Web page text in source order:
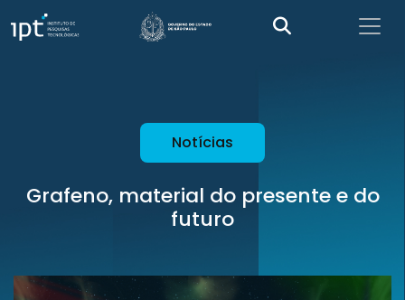
Notícias
Grafeno, material do presente e do
futuro